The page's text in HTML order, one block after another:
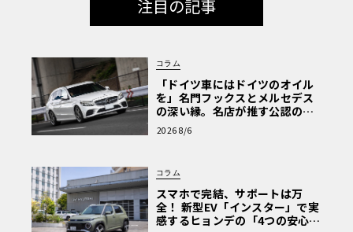
注目の記事
コラム
「ドイツ車にはドイツのオイル
を」名門フックスとメルセデス
の深い縁。名店が推す公認の安
心と、Cクラスで味わうシルキー
な走り〈PR〉
2026 8/6
コラム
スマホで完結、サポートは万
全！ 新型EV「インスター」で実
感するヒョンデの「4つの安心」